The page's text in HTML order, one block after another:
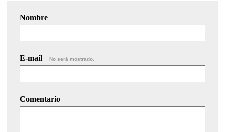
Nombre
E-mail No será mostrado.
Comentario